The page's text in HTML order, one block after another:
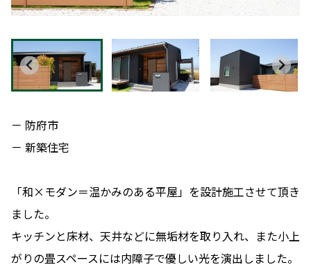
－ 防府市
－ 新築住宅
「和×モダン＝温かみのある平屋」を設計施工させて頂き
ました。
キッチンと床材、天井などに無垢材を取り入れ、また小上
がりの畳スペースには内障子で優しい光を演出しました。